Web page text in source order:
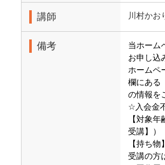
講師 川村かお
備考
当ホーム
お申し込
ホームペ
欄にある
の情報を
☆入会金
【対象
受講】）
【持ち
受講の方